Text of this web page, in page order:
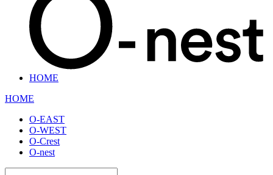
HOME
HOME
O-EAST
O-WEST
O-Crest
O-nest